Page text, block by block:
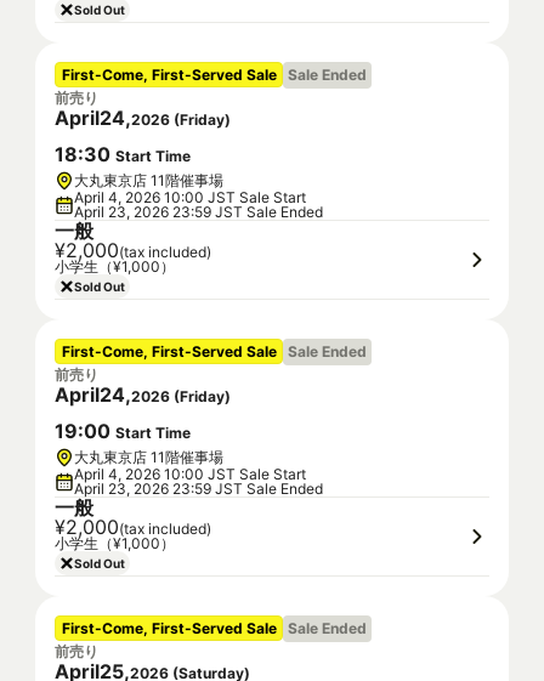
Sold Out
First-Come, First-Served Sale Sale Ended
前売り
April24,2026 (Friday)
18:30 Start Time
大丸東京店 11階催事場
April 4, 2026 10:00 JST Sale Start
April 23, 2026 23:59 JST Sale Ended
一般
¥2,000(tax included)
小学生（¥1,000）
Sold Out
First-Come, First-Served Sale Sale Ended
前売り
April24,2026 (Friday)
19:00 Start Time
大丸東京店 11階催事場
April 4, 2026 10:00 JST Sale Start
April 23, 2026 23:59 JST Sale Ended
一般
¥2,000(tax included)
小学生（¥1,000）
Sold Out
First-Come, First-Served Sale Sale Ended
前売り
April25,2026 (Saturday)